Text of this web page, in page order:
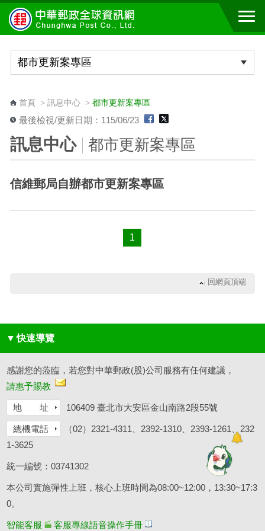
跳到主要內容區塊
首頁> 訊息中心> 都市更新案專區
最後檢視/更新日期：115/06/23
訊息中心 都市更新案專區
信維郵局自辦都市更新案專區
1
回網頁頂端
▼ 快速導覽
感謝您的蒞臨，若您對中華郵政(股)公司服務有任何建議，
請惠予賜教
地 址 106409 臺北市大安區金山南路2段55號
總機電話
（02）2321-4311、2392-1310、2393-1261、232
1-3625
統一編號：03741302
本公司實施彈性上班，核心上班時間為08:00~12:00，13:30~17:3
0。
智能客服 客服專線語音操作手冊